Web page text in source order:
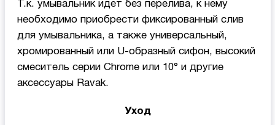
Т.к. умывальник идет без перелива, к нему
необходимо приобрести фиксированный слив
для умывальника, а также универсальный,
хромированный или U-образный сифон, высокий
смеситель серии Chrome или 10° и другие
аксессуары Ravak.
Уход